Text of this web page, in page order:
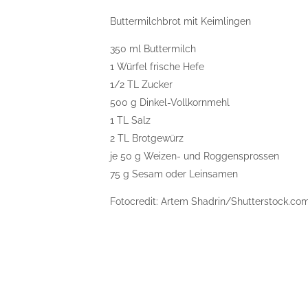
Buttermilchbrot mit Keimlingen
350 ml Buttermilch
1 Würfel frische Hefe
1/2 TL Zucker
500 g Dinkel-Vollkornmehl
1 TL Salz
2 TL Brotgewürz
je 50 g Weizen- und Roggensprossen
75 g Sesam oder Leinsamen
Fotocredit: Artem Shadrin/